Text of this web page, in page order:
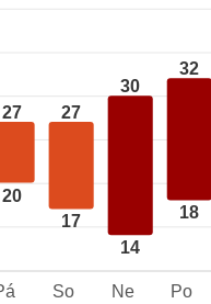
27
20
27
17
30
14
32
18
So Ne Po